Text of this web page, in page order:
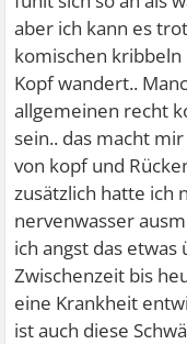
aber ich kann es
komischen
Kopf wandert..
allgemeinen recht
sein.. das macht
von kopf und
zusätzlich hatte ich
nervenwasser
ich angst das
Zwischenzeit bis
eine Krankheit
ist auch diese